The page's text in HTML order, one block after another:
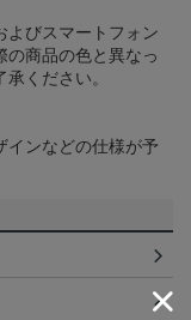
よびスマートフォン
の商品の色と異なっ
ください。
インなどの仕様が予